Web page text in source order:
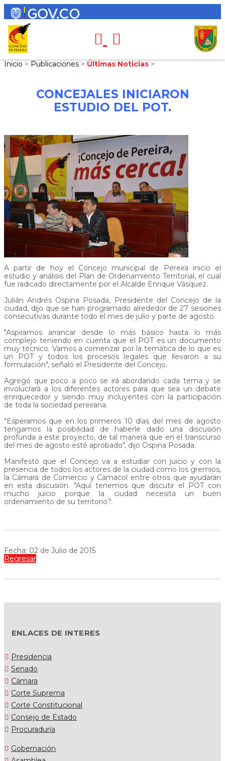
Inicio > Publicaciones > Últimas Noticias >
CONCEJALES INICIARON
ESTUDIO DEL POT.
A partir de hoy el Concejo municipal de Pereira inicio el
estudio y análisis del Plan de Ordenamiento Territorial, el cual
fue radicado directamente por el Alcalde Enrique Vásquez.
Julián Andrés Ospina Posada, Presidente del Concejo de la
ciudad, dijo que se han programado alrededor de 27 sesiones
consecutivas durante todo el mes de julio y parte de agosto.
"Aspiramos arrancar desde lo más básico hasta lo más
complejo teniendo en cuenta que el POT es un documento
muy técnico. Vamos a comenzar por la temática de lo que es
un POT y todos los procesos legales que llevaron a su
formulación", señaló el Presidente del Concejo.
Agregó que poco a poco se irá abordando cada tema y se
involucrará a los diferentes actores para que sea un debate
enriquecedor y siendo muy incluyentes con la participación
de toda la sociedad pereirana.
"Esperamos que en los primeros 10 días del mes de agosto
tengamos la posibilidad de haberle dado una discusión
profunda a este proyecto, de tal manera que en el transcurso
del mes de agosto esté aprobado", dijo Ospina Posada.
Manifestó que el Concejo va a estudiar con juicio y con la
presencia de todos los actores de la ciudad como los gremios,
la Cámara de Comercio y Camacol entre otros que ayudarán
en esta discusión. "Aquí tenemos que discutir el POT con
mucho juicio porque la ciudad necesita un buen
ordenamiento de su territorio?.
Fecha: 02 de Julio de 2015
Regresar
ENLACES DE INTERES
Presidencia
Senado
Cámara
Corte Suprema
Corte Constitucional
Consejo de Estado
Procuraduría
Gobernación